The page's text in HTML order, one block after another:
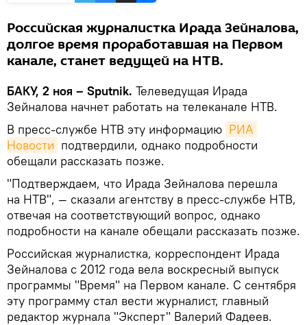
Российская журналистка Ирада Зейналова,
долгое время проработавшая на Первом
канале, станет ведущей на НТВ.
БАКУ, 2 ноя – Sputnik. Телеведущая Ирада
Зейналова начнет работать на телеканале НТВ.
В пресс-службе НТВ эту информацию РИА
Новости подтвердили, однако подробности
обещали рассказать позже.
"Подтверждаем, что Ирада Зейналова перешла
на НТВ", — сказали агентству в пресс-службе НТВ,
отвечая на соответствующий вопрос, однако
подробности на канале обещали рассказать позже.
Российская журналистка, корреспондент Ирада
Зейналова с 2012 года вела воскресный выпуск
программы "Время" на Первом канале. С сентября
эту программу стал вести журналист, главный
редактор журнала "Эксперт" Валерий Фадеев.